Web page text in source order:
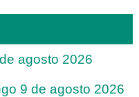
agosto 2026
9 de agosto 2026